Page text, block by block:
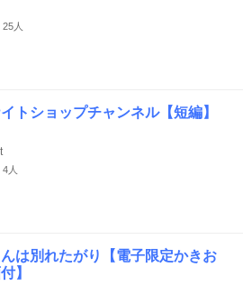
人
トショップチャンネル【短編】
人
は別れたがり【電子限定かきお
】